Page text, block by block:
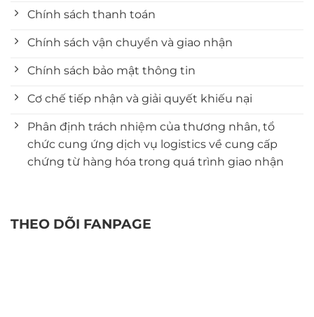
Chính sách thanh toán
Chính sách vận chuyển và giao nhận
Chính sách bảo mật thông tin
Cơ chế tiếp nhận và giải quyết khiếu nại
Phân định trách nhiệm của thương nhân, tổ
chức cung ứng dịch vụ logistics về cung cấp
chứng từ hàng hóa trong quá trình giao nhận
THEO DÕI FANPAGE